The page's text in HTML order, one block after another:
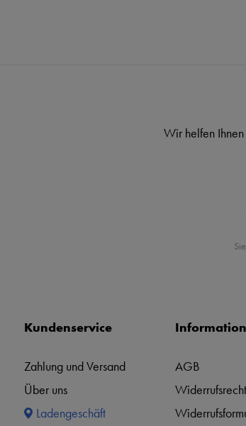
Wir helfen
Kundenservice
Zahlung und Versand
Über uns
Ladengeschäft
AGB
Widerrufsrecht